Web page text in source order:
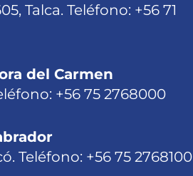
Talca. Teléfono: +56 71
del Carmen
+56 75 2768000
Teléfono: +56 75 2768100